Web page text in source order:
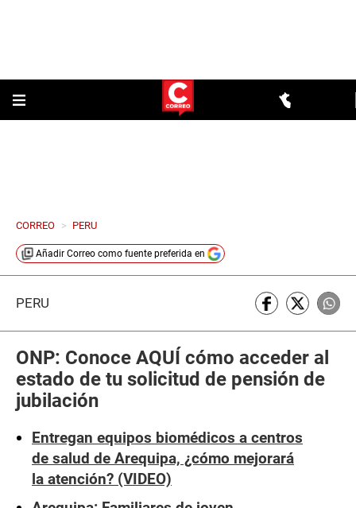
CORREO > PERU
Añadir Correo como fuente preferida en
PERÚ
ONP: Conoce AQUÍ cómo acceder al
estado de tu solicitud de pensión de
jubilación
Entregan equipos biomédicos a centros
de salud de Arequipa, ¿cómo mejorará
la atención? (VIDEO)